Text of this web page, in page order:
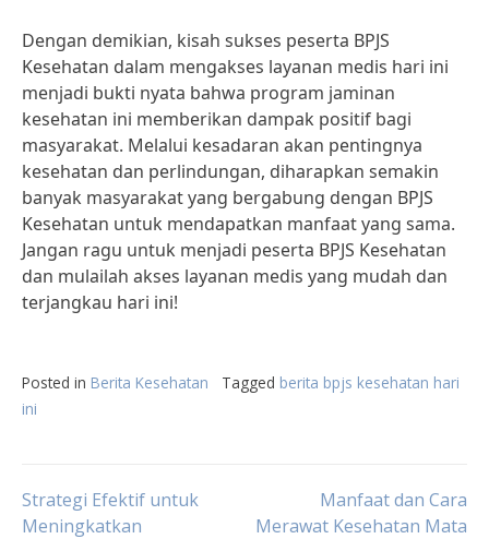
Dengan demikian, kisah sukses peserta BPJS
Kesehatan dalam mengakses layanan medis hari ini
menjadi bukti nyata bahwa program jaminan
kesehatan ini memberikan dampak positif bagi
masyarakat. Melalui kesadaran akan pentingnya
kesehatan dan perlindungan, diharapkan semakin
banyak masyarakat yang bergabung dengan BPJS
Kesehatan untuk mendapatkan manfaat yang sama.
Jangan ragu untuk menjadi peserta BPJS Kesehatan
dan mulailah akses layanan medis yang mudah dan
terjangkau hari ini!
Posted in Berita Kesehatan Tagged berita bpjs kesehatan hari
ini
Post
Strategi Efektif untuk
Meningkatkan
Manfaat dan Cara
Merawat Kesehatan Mata